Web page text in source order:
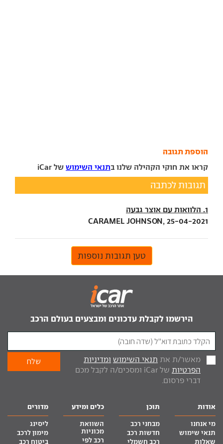
הוספת תגובה
קראו את חוקי הקהילה שלנו בתנאי השימוש של iCar
תגובות לכתבה
1. הלוואות עם אוצר גבעה
CARAMEL JOHNSON, 25-04-2021
טען תגובות נוספות
הירשמו לקבלת עדכונים ומבצעים בעולם הרכב
מאשר/ת את תנאי השימוש ומדיניות
הפרטיות
של iCar ומסכים/ה לקבל מכם
דברי פרסום.
אודות
מי אנחנו
תנאי שימוש
שאלות
תוכן
מבחני רכב
חדשות רכב
רכב חשמלי
כלים ומידע
השוואת
מכוניות
רכב לפי
מדורים
ליסינג
מימון לרכב
ביטוח רכב